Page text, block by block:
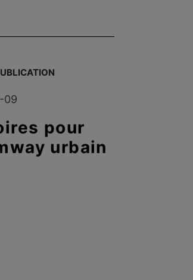
09
pour
urbain